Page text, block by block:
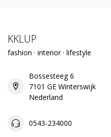
KKLUP
fashion · interior · lifestyle
Bossesteeg 6
7101 GE Winterswijk
Nederland
0543-234000